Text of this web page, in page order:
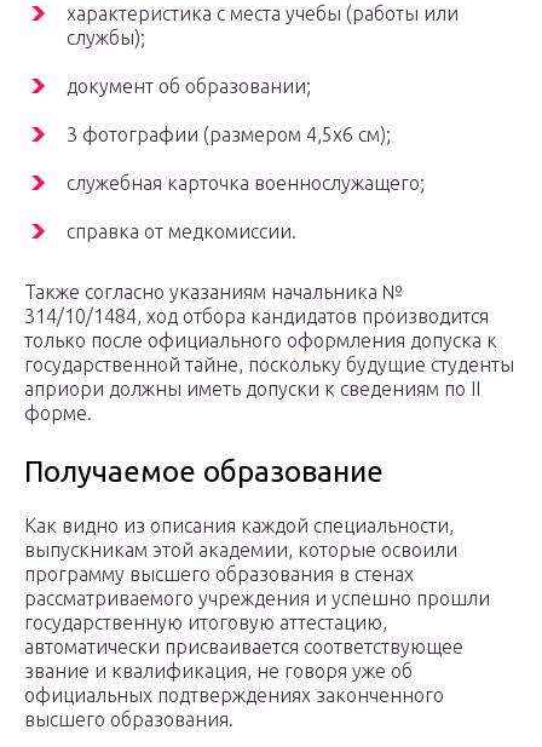
характеристика с места учебы (работы или
службы);
документ об образовании;
3 фотографии (размером 4,5х6 см);
служебная карточка военнослужащего;
справка от медкомиссии.
Также согласно указаниям начальника №
314/10/1484, ход отбора кандидатов производится
только после официального оформления допуска к
государственной тайне, поскольку будущие студенты
априори должны иметь допуски к сведениям по II
форме.
Получаемое образование
Как видно из описания каждой специальности,
выпускникам этой академии, которые освоили
программу высшего образования в стенах
рассматриваемого учреждения и успешно прошли
государственную итоговую аттестацию,
автоматически присваивается соответствующее
звание и квалификация, не говоря уже об
официальных подтверждениях законченного
высшего образования.